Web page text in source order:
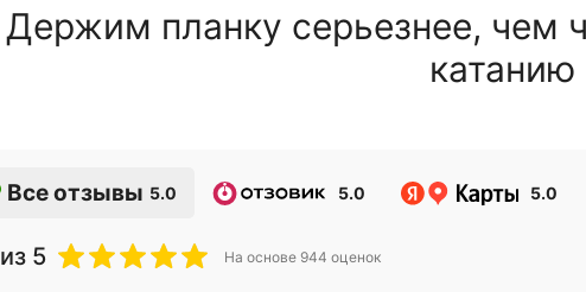
Держим планку серьезнее, чем
катанию
Все отзывы 5.0 5.0 5.0
из 5 На основе 944 оценок